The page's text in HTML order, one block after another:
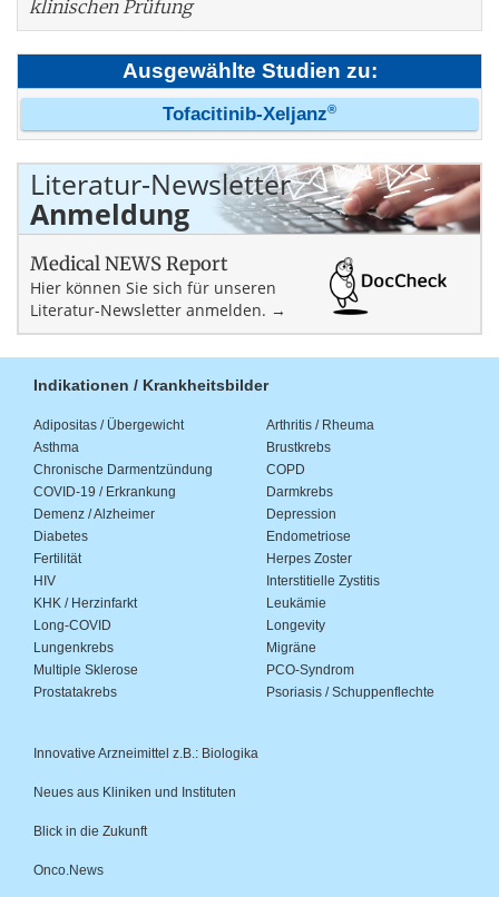
klinischen Prüfung
Ausgewählte Studien zu:
Tofacitinib-Xeljanz®
Literatur-Newsletter
Anmeldung
Medical NEWS Report
Hier können Sie sich für unseren
Literatur-Newsletter anmelden. →
Indikationen / Krankheitsbilder
Adipositas / Übergewicht
Arthritis / Rheuma
Asthma
Brustkrebs
Chronische Darmentzündung
COPD
COVID-19 / Erkrankung
Darmkrebs
Demenz / Alzheimer
Depression
Diabetes
Endometriose
Fertilität
Herpes Zoster
HIV
Interstitielle Zystitis
KHK / Herzinfarkt
Leukämie
Long-COVID
Longevity
Lungenkrebs
Migräne
Multiple Sklerose
PCO-Syndrom
Prostatakrebs
Psoriasis / Schuppenflechte
Innovative Arzneimittel z.B.: Biologika
Neues aus Kliniken und Instituten
Blick in die Zukunft
Onco.News